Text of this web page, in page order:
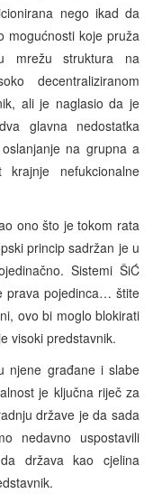
nego ikad da
mogućnosti koje pruža
mrežu struktura na
decentraliziranom
ali je naglasio da je
glavna nedostatka
na grupna a
nefukcionalne
ono što je tokom rata
princip sadržan je u
Sistemi ŠiĆ
prava pojedinca… štite
ovo bi moglo blokirati
visoki predstavnik.
njene građane i slabe
je ključna riječ za
države je da sada
nedavno uspostavili
država kao cjelina